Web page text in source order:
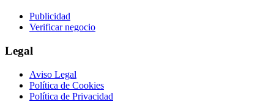
Publicidad
Verificar negocio
Legal
Aviso Legal
Política de Cookies
Política de Privacidad